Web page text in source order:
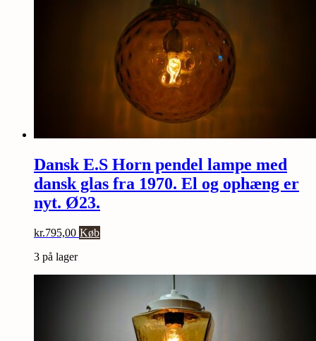
Dansk E.S Horn pendel lampe med
dansk glas fra 1970. El og ophæng er
nyt. Ø23.
kr.795,00 Køb
3 på lager